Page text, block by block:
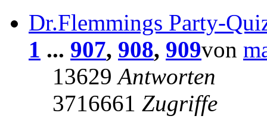
Dr.Flemmings Party-
1 ... 907, 908, 909von
13629Antworten
3716661 Zugriffe